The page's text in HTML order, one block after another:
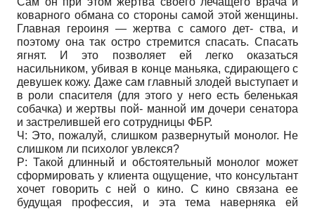
коварного обмана со стороны самой этой женщины.
Главная героиня — жертва с самого дет- ства, и
поэтому она так остро стремится спасать. Спасать
ягнят. И это позволяет ей легко оказаться
насильником, убивая в конце маньяка, сдирающего с
девушек кожу. Даже сам главный злодей выступает и
в роли спасителя (для этого у него есть беленькая
собачка) и жертвы пой- манной им дочери сенатора
и застрелившей его сотрудницы ФБР.
Ч: Это, пожалуй, слишком развернутый монолог. Не
слишком ли психолог увлекся?
Р: Такой длинный и обстоятельный монолог может
сформировать у клиента ощущение, что консультант
хочет говорить с ней о кино. С кино связана ее
будущая профессия, и эта тема наверняка ей